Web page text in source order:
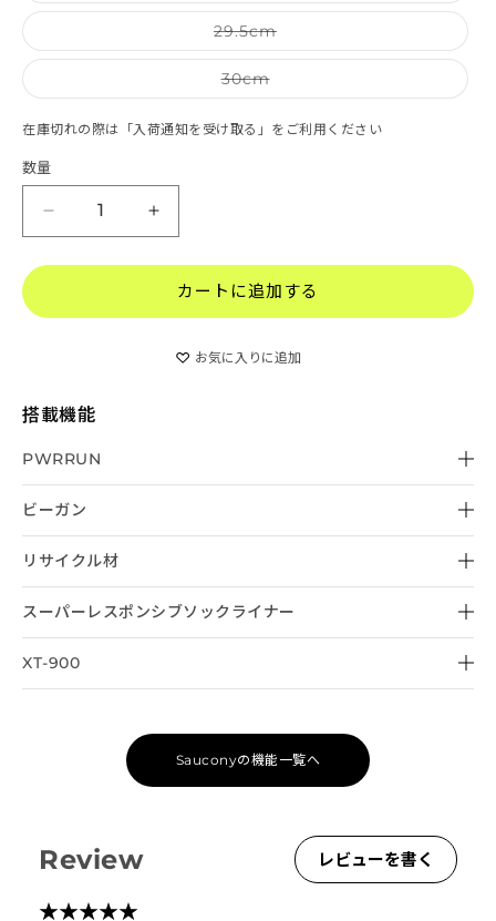
29.5cmバリエーションは売り切れ
30cmバリエーションは売り切れて
在庫切れの際は「入荷通知を受け取る」をご利用ください
数量
カートに追加する
お気に入りに追加
搭載機能
PWRRUN
ビーガン
リサイクル材
スーパーレスポンシブソックライナー
XT-900
Sauconyの機能一覧へ
Review レビューを書く
★★★★★
★★★★★